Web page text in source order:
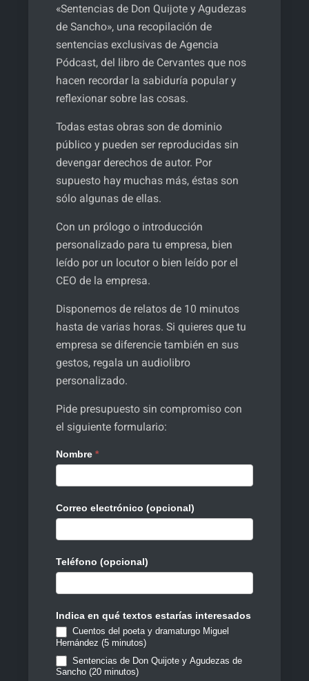
«Sentencias de Don Quijote y Agudezas
de Sancho», una recopilación de
sentencias exclusivas de Agencia
Pódcast, del libro de Cervantes que nos
hacen recordar la sabiduría popular y
reflexionar sobre las cosas.
Todas estas obras son de dominio
público y pueden ser reproducidas sin
devengar derechos de autor. Por
supuesto hay muchas más, éstas son
sólo algunas de ellas.
Con un prólogo o introducción
personalizado para tu empresa, bien
leído por un locutor o bien leído por el
CEO de la empresa.
Disponemos de relatos de 10 minutos
hasta de varias horas. Si quieres que tu
empresa se diferencie también en sus
gestos, regala un audiolibro
personalizado.
Pide presupuesto sin compromiso con
el siguiente formulario:
Solicitud
Audio
Personalizado
Nombre*
Correo electrónico (opcional)
Teléfono (opcional)
Indica en qué textos estarías interesados
Cuentos del poeta y dramaturgo Miguel
Hernández (5 minutos)
Sentencias de Don Quijote y Agudezas de
Sancho (20 minutos)